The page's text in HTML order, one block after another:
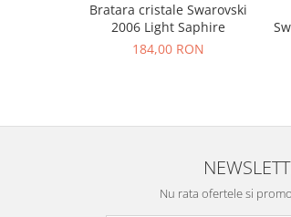
Bratara cristale Swarovski
2006 Light Saphire
184,00 RON
Nu rata ofertele si